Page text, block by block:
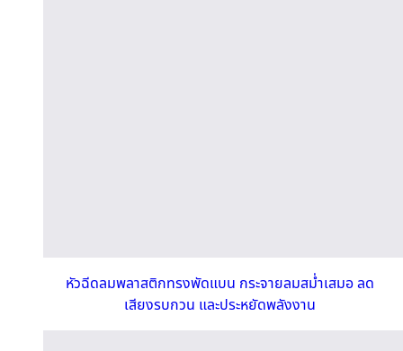
หัวฉีดลมพลาสติกทรงพัดแบน กระจายลมสม่ำเสมอ ลด
เสียงรบกวน และประหยัดพลังงาน